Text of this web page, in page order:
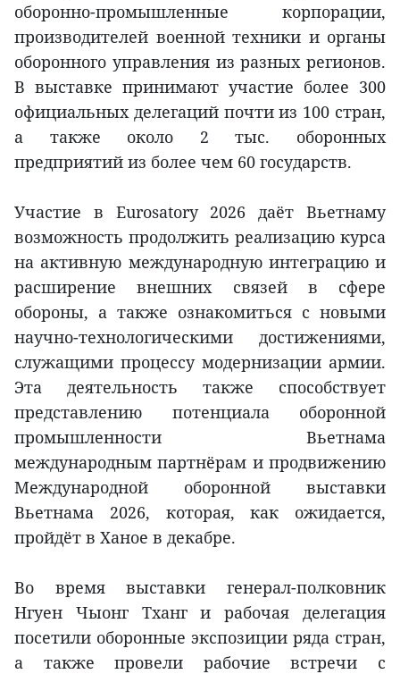
оборонно-промышленные корпорации,
производителей военной техники и органы
оборонного управления из разных регионов.
В выставке принимают участие более 300
официальных делегаций почти из 100 стран,
а также около 2 тыс. оборонных
предприятий из более чем 60 государств.
Участие в Eurosatory 2026 даёт Вьетнаму
возможность продолжить реализацию курса
на активную международную интеграцию и
расширение внешних связей в сфере
обороны, а также ознакомиться с новыми
научно-технологическими достижениями,
служащими процессу модернизации армии.
Эта деятельность также способствует
представлению потенциала оборонной
промышленности Вьетнама
международным партнёрам и продвижению
Международной оборонной выставки
Вьетнама 2026, которая, как ожидается,
пройдёт в Ханое в декабре.
Во время выставки генерал-полковник
Нгуен Чыонг Тханг и рабочая делегация
посетили оборонные экспозиции ряда стран,
а также провели рабочие встречи с